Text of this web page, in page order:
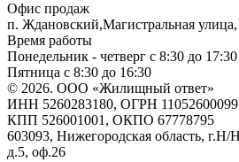
Офис продаж
п. Ждановский,Магистральная
Время работы
Понедельник - четверг с 8:30 до 17:30
Пятница с 8:30 до 16:30
© 2026. ООО «Жилищный ответ»
ИНН 5260283180, ОГРН
КПП 526001001, ОКПО 67778795
603093, Нижегородская область, г.Н/
д.5, оф.26